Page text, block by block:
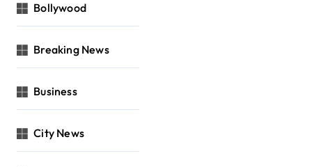
Bollywood
Breaking News
Business
City News